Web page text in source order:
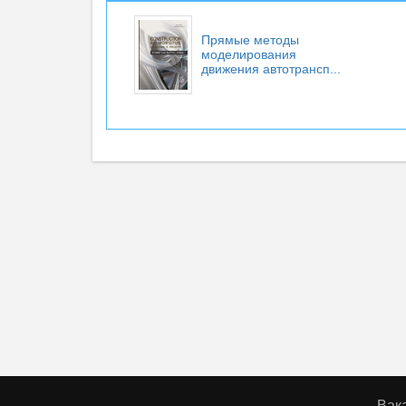
Прямые методы
моделирования
движения автотрансп...